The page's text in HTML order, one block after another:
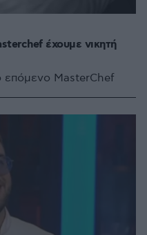
έχουμε νικητή
επόμενο MasterChef